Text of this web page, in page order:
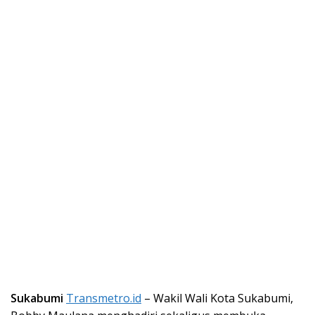
Sukabumi Transmetro.id – Wakil Wali Kota Sukabumi,